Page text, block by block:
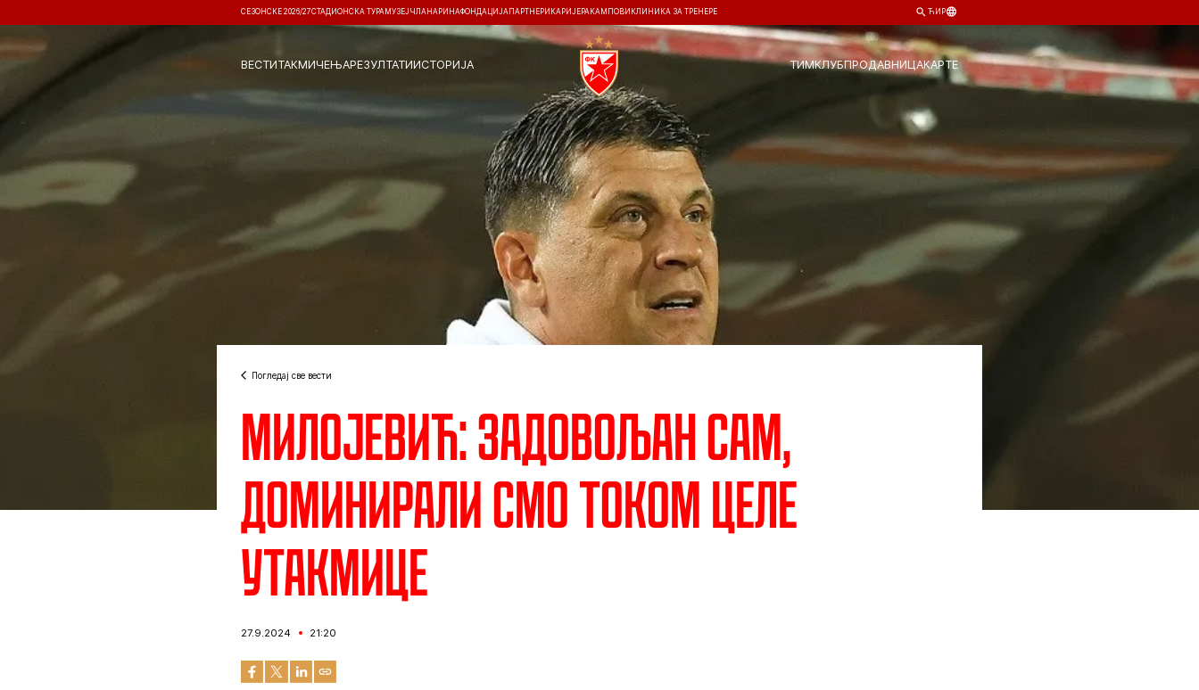
СЕЗОНСКЕ 2026/27СТАДИОНСКА ТУРА МУЗЕЈ ЧЛАНАРИНАФОНДАЦИЈА ПАРТНЕРИ КАРИЈЕРА КАМПОВИ КЛИНИКА ЗА ТРЕНЕРЕ ЋИР
ВЕСТИТАКМИЧЕЊАРЕЗУЛТАТИИСТОРИЈА ТИМКЛУБПРОДАВНИЦАКАРТЕ
Погледај све вести
Милојевић: Задовољан сам,
доминирали смо током целе
утакмице
27.9.2024 21:20